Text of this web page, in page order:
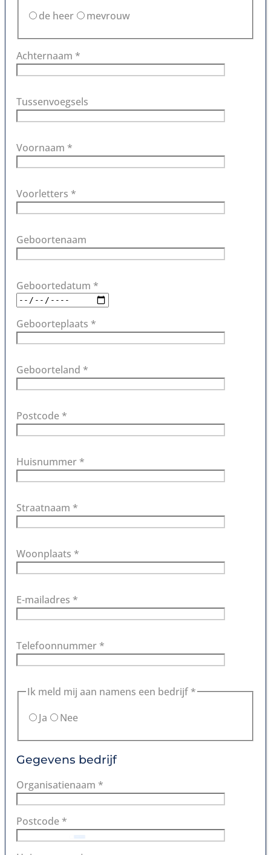
de heer
mevrouw
Achternaam *
Tussenvoegsels
Voornaam *
Voorletters *
Geboortenaam
Geboortedatum *
Geboorteplaats *
Geboorteland *
Postcode *
Huisnummer *
Straatnaam *
Woonplaats *
E-mailadres *
Telefoonnummer *
Ik meld mij aan namens een bedrijf *
Ja
Nee
Gegevens bedrijf
Organisatienaam *
Postcode *